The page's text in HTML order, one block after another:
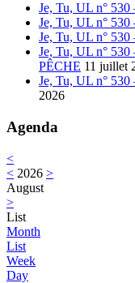
Je, Tu, UL n°
Je, Tu, UL n°
Je, Tu, UL n°
Je, Tu, UL n°
PÊCHE 11 juillet
Je, Tu, UL n°
2026
Agenda
<
< 2026 >
August
>
List
Month
List
Week
Day